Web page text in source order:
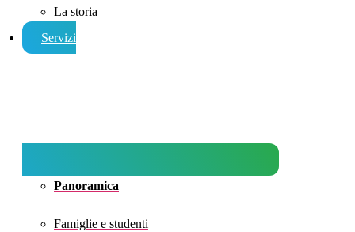
La storia
Servizi
Panoramica
Famiglie e studenti